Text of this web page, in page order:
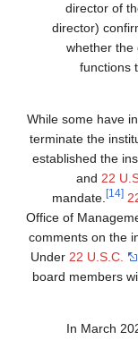
While
Office
Under